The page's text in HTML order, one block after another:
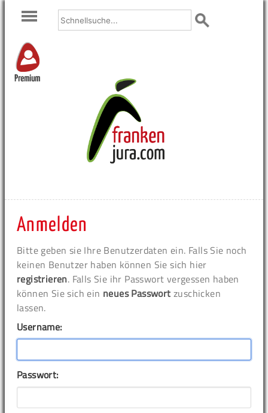
Premium
Anmelden
Bitte geben sie Ihre Benutzerdaten ein. Falls Sie noch
keinen Benutzer haben können Sie sich hier
registrieren. Falls Sie ihr Passwort vergessen haben
können Sie sich ein neues Passwort zuschicken
lassen.
Username:
Passwort: